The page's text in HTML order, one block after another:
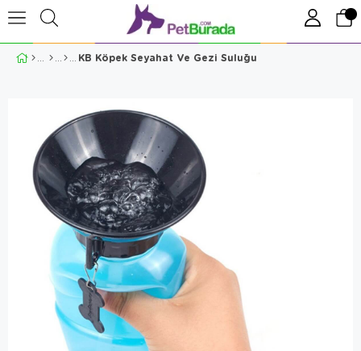
KB Köpek Seyahat Ve Gezi Suluğu